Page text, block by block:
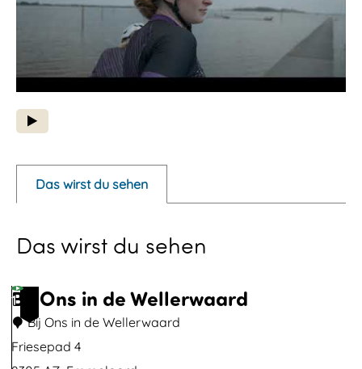
p
m
t
d
e
m
Das wirst du sehen
Das wirst du sehen
1
Bij Ons in de Wellerwaard
Bij Ons in de Wellerwaard
Friesepad 4